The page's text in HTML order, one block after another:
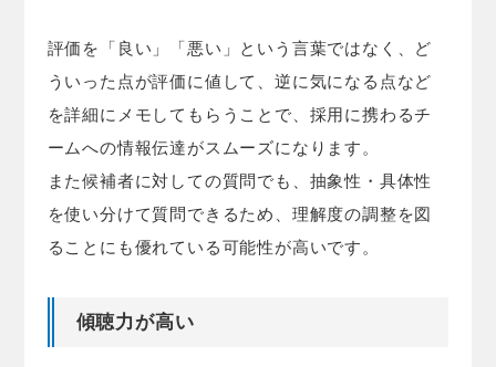
評価を「良い」「悪い」という言葉ではなく、ど
ういった点が評価に値して、逆に気になる点など
を詳細にメモしてもらうことで、採用に携わるチ
ームへの情報伝達がスムーズになります。
また候補者に対しての質問でも、抽象性・具体性
を使い分けて質問できるため、理解度の調整を図
ることにも優れている可能性が高いです。
傾聴力が高い